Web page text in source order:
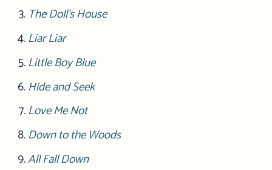
The Doll's House
Liar Liar
Little Boy Blue
Hide and Seek
Love Me Not
Down to the Woods
All Fall Down